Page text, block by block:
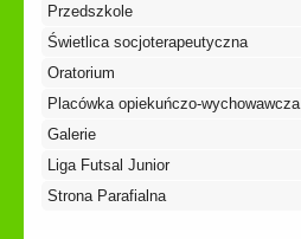
Przedszkole
Świetlica socjoterapeutyczna
Oratorium
Placówka opiekuńczo-wychowawcza
Galerie
Liga Futsal Junior
Strona Parafialna